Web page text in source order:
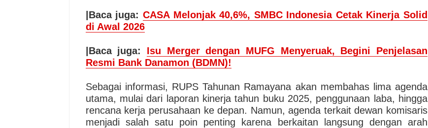
|Baca juga: CASA Melonjak 40,6%, SMBC Indonesia Cetak Kinerja Solid
di Awal 2026
|Baca juga: Isu Merger dengan MUFG Menyeruak, Begini Penjelasan
Resmi Bank Danamon (BDMN)!
Sebagai informasi, RUPS Tahunan Ramayana akan membahas lima agenda
utama, mulai dari laporan kinerja tahun buku 2025, penggunaan laba, hingga
rencana kerja perusahaan ke depan. Namun, agenda terkait dewan komisaris
menjadi salah satu poin penting karena berkaitan langsung dengan arah